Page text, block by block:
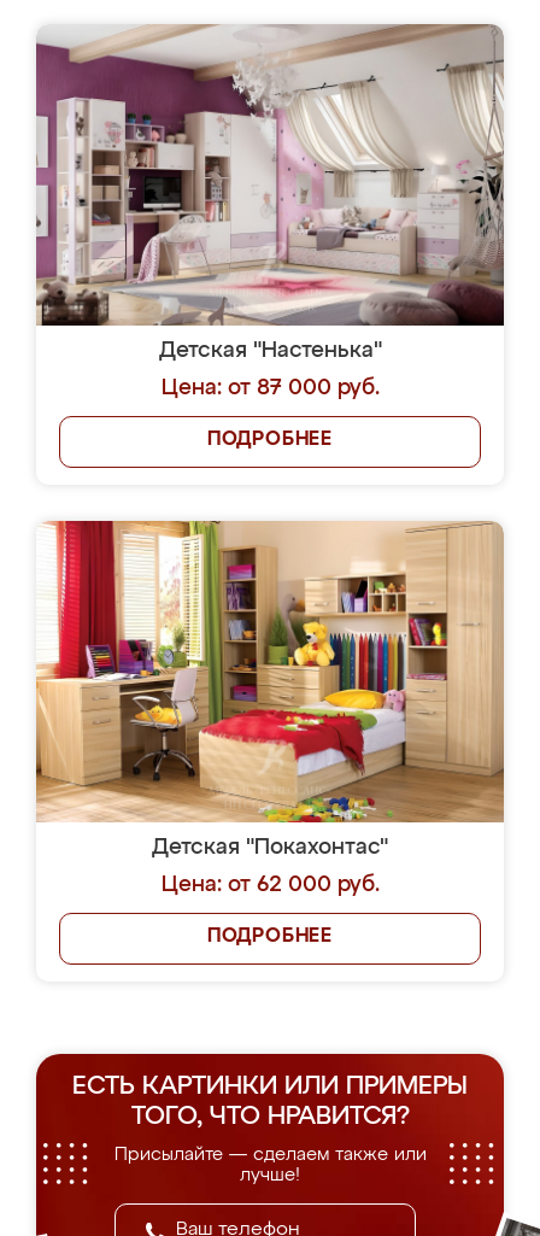
Детская "Настенька"
Цена: от 87 000 руб.
ПОДРОБНЕЕ
Детская "Покахонтас"
Цена: от 62 000 руб.
ПОДРОБНЕЕ
ЕСТЬ КАРТИНКИ ИЛИ ПРИМЕРЫ
ТОГО, ЧТО НРАВИТСЯ?
Присылайте — сделаем также или
лучше!